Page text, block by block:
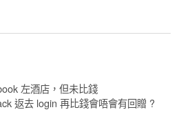
左酒店，但未比錢
返去 login 再比錢會唔會有回贈 ?